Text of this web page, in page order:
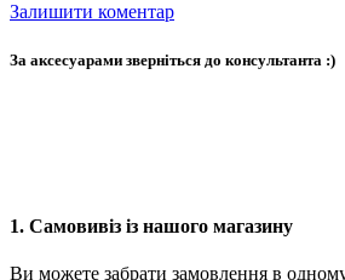
Залишити коментар
За аксесуарами зверніться до консультанта :)
1. Самовивіз із нашого магазину
Ви можете забрати замовлення в